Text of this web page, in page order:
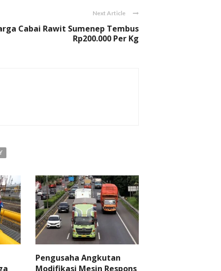
Next Article
Cabai Rawit Sumenep Tembus
Rp200.000 Per Kg
Pengusaha Angkutan
Modifikasi Mesin Respons